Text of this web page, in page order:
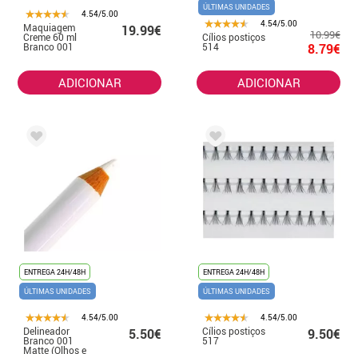
4.54/5.00
Maquiagem
Creme 60 ml
Branco 001
19.99€
ADICIONAR
ÚLTIMAS UNIDADES
4.54/5.00
Cílios postiços
514
10.99€
8.79€
ADICIONAR
ENTREGA 24H/48H
ÚLTIMAS UNIDADES
4.54/5.00
Delineador
Branco 001
Matte (Olhos e
5.50€
ENTREGA 24H/48H
ÚLTIMAS UNIDADES
4.54/5.00
Cílios postiços
517 9.50€